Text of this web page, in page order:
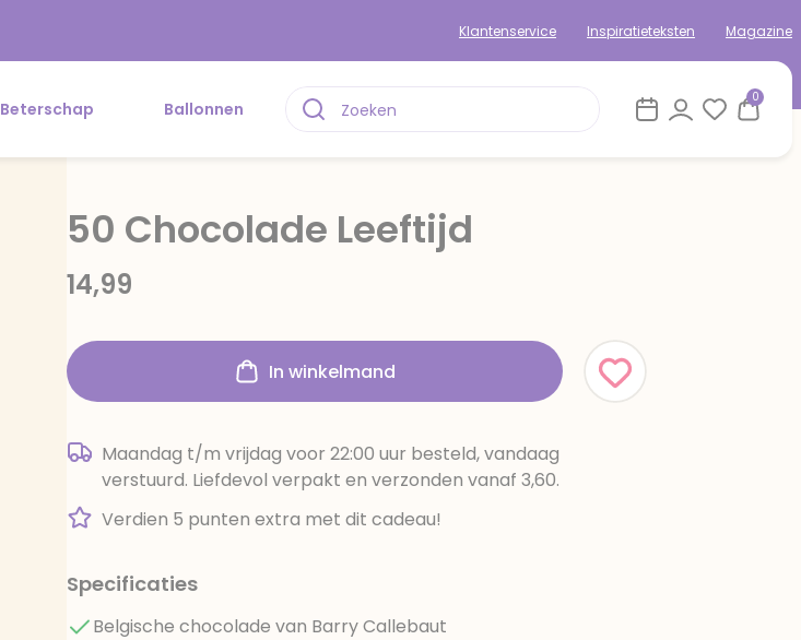
Klantenservice Inspiratieteksten Magazine
Beterschap Ballonnen
0
50 Chocolade Leeftijd
14,99
In winkelmand
Maandag t/m vrijdag voor 22:00 uur besteld, vandaag
verstuurd. Liefdevol verpakt en verzonden vanaf 3,60.
Verdien 5 punten extra met dit cadeau!
Specificaties
Belgische chocolade van Barry Callebaut